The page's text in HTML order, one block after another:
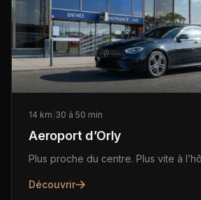
14 km 30 à 50 min
Aeroport d’Orly
Plus proche du centre. Plus vite à
Découvrir